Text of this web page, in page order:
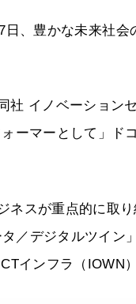
、豊かな未来社
社 イノベーション
ーマーとして」ド
ネスが重点的に取
／デジタルツイ
インフラ（IOWN